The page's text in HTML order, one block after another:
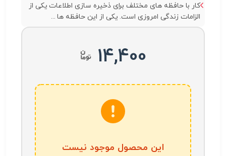
کار با حافظه های مختلف برای ذخیره سازی اطلاعات یکی از
الزامات زندگی امروزی است. یکی از این حافظه ها ...
14,400
این محصول موجود نیست